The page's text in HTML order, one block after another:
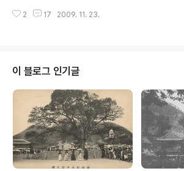
니 오(午)자 대신 같은 의미인 마(馬)자를 사용하라고 하여
산창, 시간은 250년 전 영조 때로 돌아가고 있었다. 조선
것은 대동미의 수납과 운반을 위한 조창, 즉 마산창(馬山
倉) 때문이었다. 조용했던 포구에 조창이 생기자 정기시장
이 섰고, 전국의 다양한 상품들이 몰려왔다. 조창과 관련있
는 관원은 물론 각지의 상인들도 마산포를 찾았다. 그리고
이들과 마산포 인근주민들의 왕래가 생기면서 자연스럽게
민가가 들어섰다. 동성·중성·..
2 17 2009. 11. 23.
이 블로그 인기글